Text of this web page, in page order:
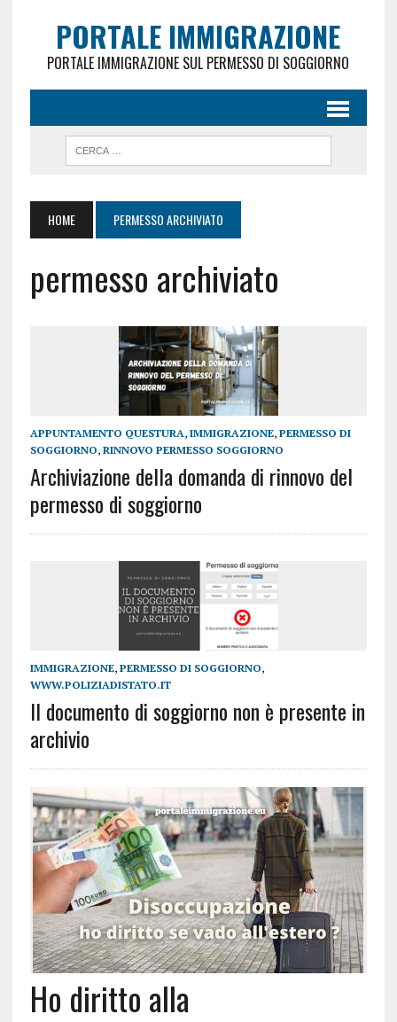
PORTALE IMMIGRAZIONE
PORTALE IMMIGRAZIONE SUL PERMESSO DI SOGGIORNO
HOME PERMESSO ARCHIVIATO
permesso archiviato
APPUNTAMENTO QUESTURA, IMMIGRAZIONE, PERMESSO DI
SOGGIORNO, RINNOVO PERMESSO SOGGIORNO
Archiviazione della domanda di rinnovo del
permesso di soggiorno
IMMIGRAZIONE, PERMESSO DI SOGGIORNO,
WWW.POLIZIADISTATO.IT
Il documento di soggiorno non è presente in
archivio
Ho diritto alla